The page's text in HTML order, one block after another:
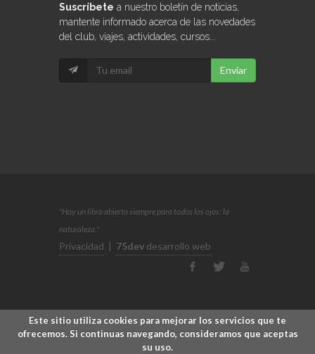
Suscríbete a nuestro boletín de noticias,
mantente informado acerca de las novedades
del club, viajes, actividades, cursos...
Enviar
"Hay un libro abierto siempre para todos los ojos: la
naturaleza."
Privacidad | 75dev desarrollo web
Este sitio utiliza cookies para mejorar los servicios que te
ofrecemos. Si continuas navegando, consideramos que aceptas
su uso.